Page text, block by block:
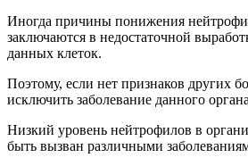
Иногда причины понижения
заключаются в недостаточной
данных клеток.
Поэтому, если нет признаков других
исключить заболевание данного
Низкий уровень нейтрофилов в
быть вызван различными